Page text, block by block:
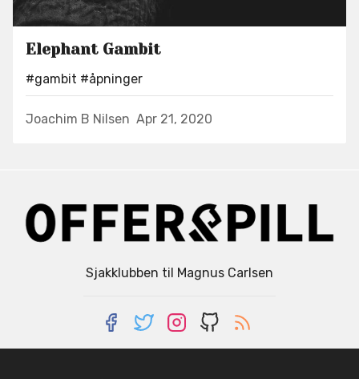
Elephant Gambit
#gambit #åpninger
Joachim B Nilsen Apr 21, 2020
Sjakklubben til Magnus Carlsen